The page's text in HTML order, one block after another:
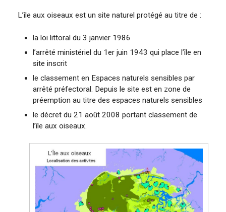
L’île aux oiseaux est un site naturel protégé au titre de :
la loi littoral du 3 janvier 1986
l’arrêté ministériel du 1er juin 1943 qui place l’île en
site inscrit
le classement en Espaces naturels sensibles par
arrêté préfectoral. Depuis le site est en zone de
préemption au titre des espaces naturels sensibles
le décret du 21 août 2008 portant classement de
l’île aux oiseaux.